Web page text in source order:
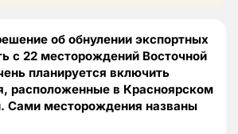
об обнулении экспортных
с 22 месторождений Восточной
планируется включить
расположенные в Красноярском
Сами месторождения названы